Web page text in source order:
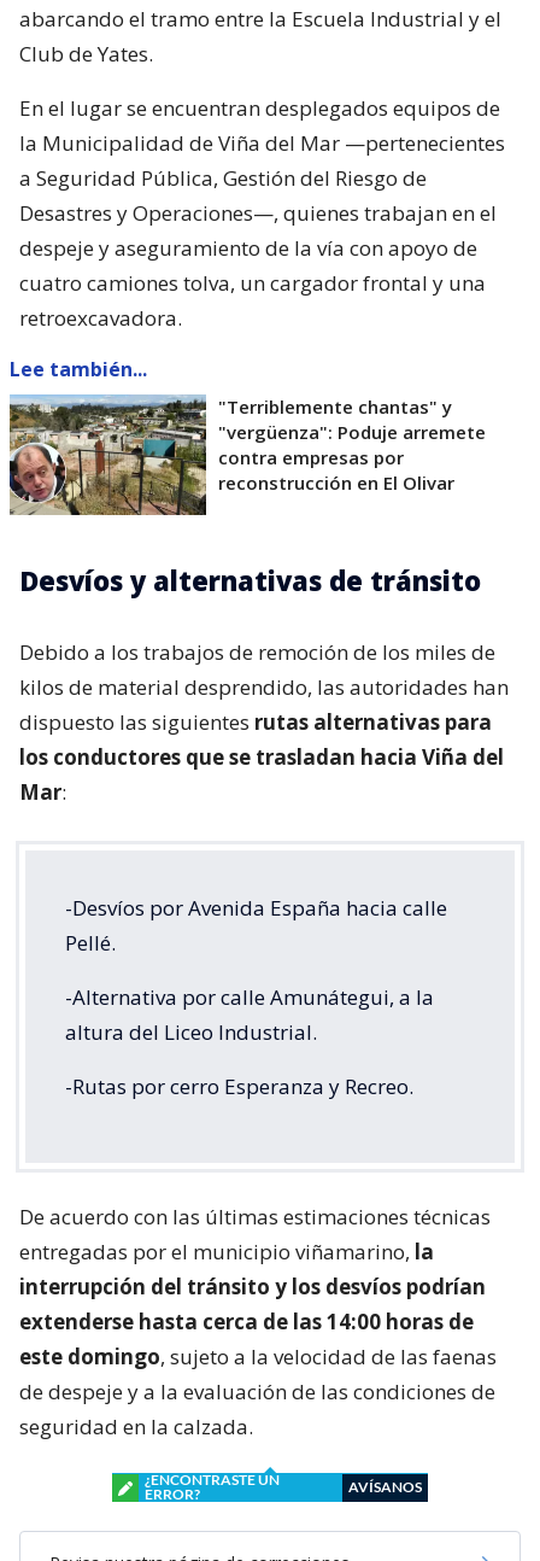
abarcando el tramo entre la Escuela Industrial y el
Club de Yates.
En el lugar se encuentran desplegados equipos de
la Municipalidad de Viña del Mar —pertenecientes
a Seguridad Pública, Gestión del Riesgo de
Desastres y Operaciones—, quienes trabajan en el
despeje y aseguramiento de la vía con apoyo de
cuatro camiones tolva, un cargador frontal y una
retroexcavadora.
Lee también...
"Terriblemente chantas" y
"vergüenza": Poduje arremete
contra empresas por
reconstrucción en El Olivar
Desvíos y alternativas de tránsito
Debido a los trabajos de remoción de los miles de
kilos de material desprendido, las autoridades han
dispuesto las siguientes rutas alternativas para
los conductores que se trasladan hacia Viña del
Mar:
-Desvíos por Avenida España hacia calle
Pellé.
-Alternativa por calle Amunátegui, a la
altura del Liceo Industrial.
-Rutas por cerro Esperanza y Recreo.
De acuerdo con las últimas estimaciones técnicas
entregadas por el municipio viñamarino, la
interrupción del tránsito y los desvíos podrían
extenderse hasta cerca de las 14:00 horas de
este domingo, sujeto a la velocidad de las faenas
de despeje y a la evaluación de las condiciones de
seguridad en la calzada.
¿ENCONTRASTE UN
ERROR?
AVÍSANOS